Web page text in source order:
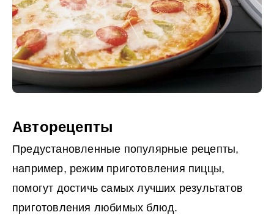
Авторецепты
Предустановленные популярные рецепты,
например, режим приготовления пиццы,
помогут достичь самых лучших результатов
приготовления любимых блюд.